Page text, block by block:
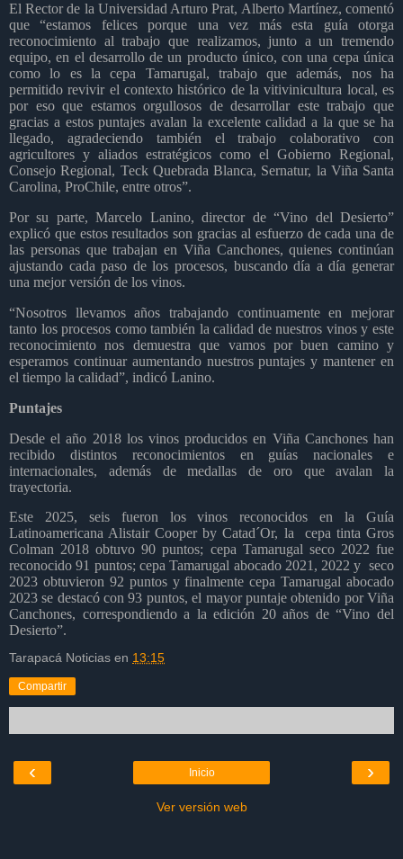
El Rector de la Universidad Arturo Prat, Alberto Martínez, comentó
que “estamos felices porque una vez más esta guía otorga
reconocimiento al trabajo que realizamos, junto a un tremendo
equipo, en el desarrollo de un producto único, con una cepa única
como lo es la cepa Tamarugal, trabajo que además, nos ha
permitido revivir el contexto histórico de la vitivinicultura local, es
por eso que estamos orgullosos de desarrollar este trabajo que
gracias a estos puntajes avalan la excelente calidad a la que se ha
llegado, agradeciendo también el trabajo colaborativo con
agricultores y aliados estratégicos como el Gobierno Regional,
Consejo Regional, Teck Quebrada Blanca, Sernatur, la Viña Santa
Carolina, ProChile, entre otros”.
Por su parte, Marcelo Lanino, director de “Vino del Desierto”
explicó que estos resultados son gracias al esfuerzo de cada una de
las personas que trabajan en Viña Canchones, quienes continúan
ajustando cada paso de los procesos, buscando día a día generar
una mejor versión de los vinos.
“Nosotros llevamos años trabajando continuamente en mejorar
tanto los procesos como también la calidad de nuestros vinos y este
reconocimiento nos demuestra que vamos por buen camino y
esperamos continuar aumentando nuestros puntajes y mantener en
el tiempo la calidad”, indicó Lanino.
Puntajes
Desde el año 2018 los vinos producidos en Viña Canchones han
recibido distintos reconocimientos en guías nacionales e
internacionales, además de medallas de oro que avalan la
trayectoria.
Este 2025, seis fueron los vinos reconocidos en la Guía
Latinoamericana Alistair Cooper by Catad´Or, la
cepa tinta Gros
Colman 2018 obtuvo 90 puntos; cepa Tamarugal seco 2022 fue
reconocido 91 puntos; cepa Tamarugal abocado 2021, 2022 y seco
2023 obtuvieron 92 puntos y finalmente cepa Tamarugal abocado
2023 se destacó con 93 puntos, el mayor puntaje obtenido por Viña
Canchones, correspondiendo a la edición 20 años de “Vino del
Desierto”.
Tarapacá Noticias en 13:15
Compartir
‹ ›
Inicio
Ver versión web